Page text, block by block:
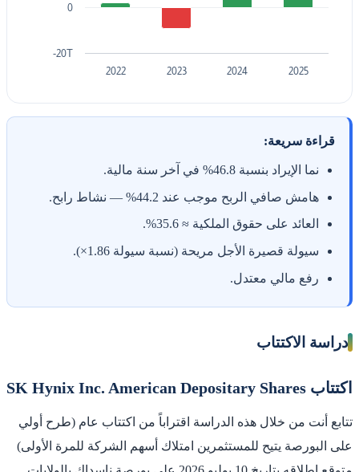
2022 2023 2024 2025
-20T
0
قراءة سريعة:
نما الإيراد بنسبة 46.8% في آخر سنة مالية.
هامش صافي الربح موجب عند 44.2% — نشاط رابح.
العائد على حقوق الملكية ≈ 35.6%.
سيولة قصيرة الأجل مريحة (نسبة سيولة 1.86×).
رفع مالي معتدل.
دراسة الاكتتاب
اكتتاب SK Hynix Inc. American Depositary Shares
تتابع أنت من خلال هذه الدراسة اقتراباً من اكتتاب عام (طرح أولي
على البورصة يتيح للمستثمرين امتلاك أسهم الشركة للمرة الأولى)